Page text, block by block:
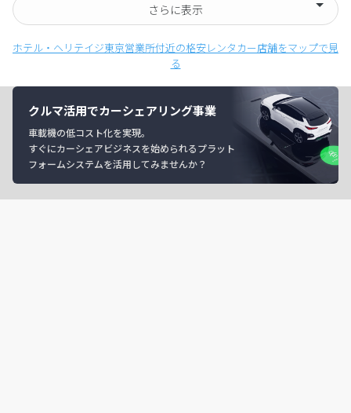
さらに表示
ホテル・ヘリテイジ東京営業所付近の格安レンタカー店舗をマップで見
る
クルマ活用でカーシェアリング事業
車載機の低コスト化を実現。
すぐにカーシェアビジネスを始められるプラット
フォームシステムを活用してみませんか？